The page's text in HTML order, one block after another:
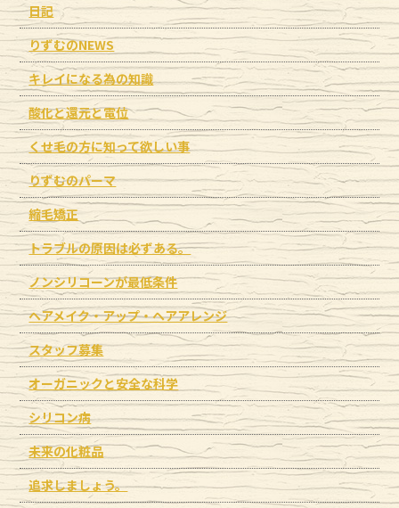
日記
りずむのNEWS
キレイになる為の知識
酸化と還元と電位
くせ毛の方に知って欲しい事
りずむのパーマ
縮毛矯正
トラブルの原因は必ずある。
ノンシリコーンが最低条件
ヘアメイク・アップ・ヘアアレンジ
スタッフ募集
オーガニックと安全な科学
シリコン病
未来の化粧品
追求しましょう。